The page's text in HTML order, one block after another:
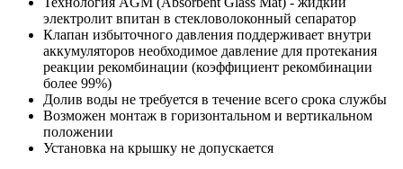
электролит впитан в стекловолоконный сепаратор
Клапан избыточного давления поддерживает внутри
аккумуляторов необходимое давление для протекания
реакции рекомбинации (коэффициент рекомбинации
более 99%)
Долив воды не требуется в течение всего срока службы
Возможен монтаж в горизонтальном и вертикальном
положении
Установка на крышку не допускается